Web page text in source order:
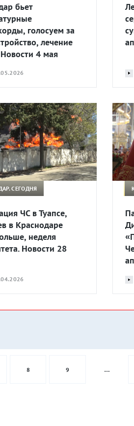
бьет
голосуем за
лечение
Новости 4 мая
СЕГОДНЯ
ЧС в Туапсе,
в Краснодаре
неделя
Новости 28
8 9 …